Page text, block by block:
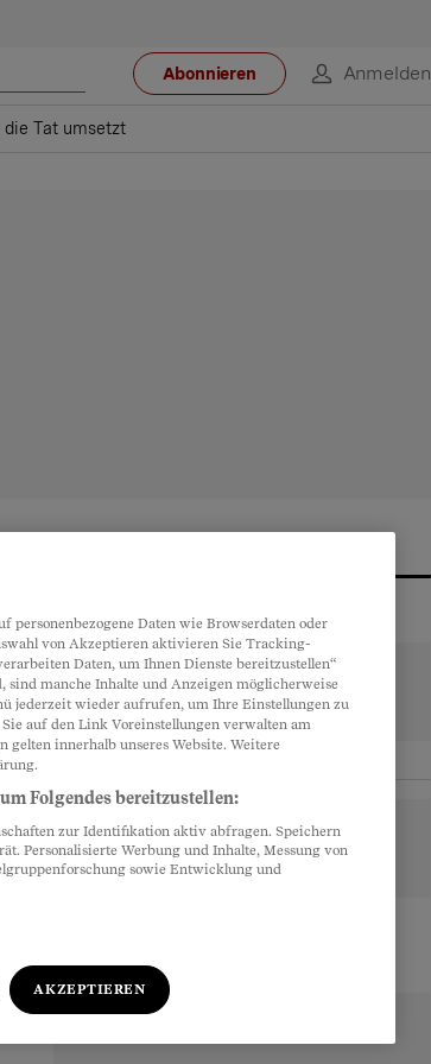
Abonnieren Anmelden
Tat umsetzt
personenbezogene Daten wie Browserdaten oder
von Akzeptieren aktivieren Sie Tracking-
Daten, um Ihnen Dienste bereitzustellen“
manche Inhalte und Anzeigen möglicherweise
jederzeit wieder aufrufen, um Ihre Einstellungen zu
auf den Link Voreinstellungen verwalten am
gelten innerhalb unseres Website. Weitere
Folgendes bereitzustellen:
zur Identifikation aktiv abfragen. Speichern
Personalisierte Werbung und Inhalte, Messung von
sowie Entwicklung und
AKZEPTIEREN